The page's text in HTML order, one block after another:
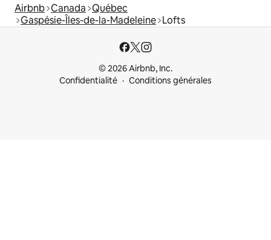
Airbnb Canada Québec
Gaspésie-Îles-de-la-Madeleine Lofts
© 2026 Airbnb, Inc.
Confidentialité
Conditions générales